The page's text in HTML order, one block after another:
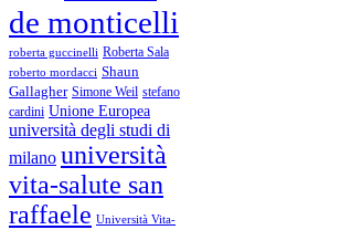
de monticelli
roberta guccinelli Roberta Sala
roberto mordacci Shaun
Gallagher Simone Weil stefano
cardini Unione Europea
università degli studi di
milano università
vita-salute san
raffaele Università Vita-